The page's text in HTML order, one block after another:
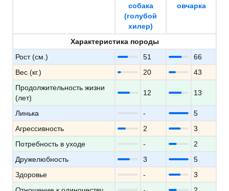
собака
(голубой
хилер)
овчарка
Характеристика породы
Рост (см.)
51
66
Вес (кг.)
20
43
Продолжительность жизни
(лет)
12 13
Линька -
5
Агрессивность
2
3
Потребность в уходе
-
2
Дружелюбность
3
5
Здоровье
-
3